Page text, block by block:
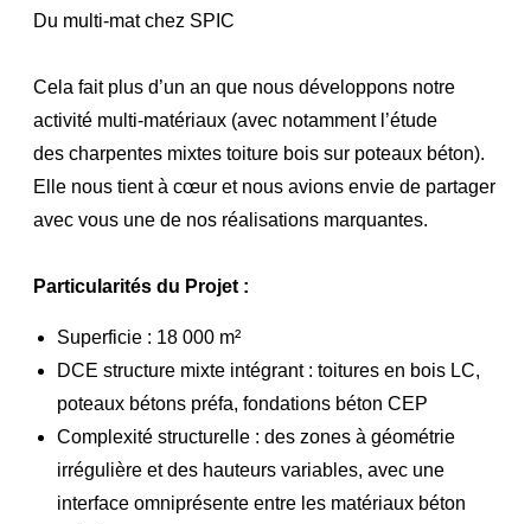
Du multi-mat chez SPIC
Cela fait plus d’un an que nous développons notre
activité multi-matériaux (avec notamment l’étude
des charpentes mixtes toiture bois sur poteaux béton).
Elle nous tient à cœur et nous avions envie de partager
avec vous une de nos réalisations marquantes.
Particularités du Projet :
Superficie : 18 000 m²
DCE structure mixte intégrant : toitures en bois LC,
poteaux bétons préfa, fondations béton CEP
Complexité structurelle : des zones à géométrie
irrégulière et des hauteurs variables, avec une
interface omniprésente entre les matériaux béton